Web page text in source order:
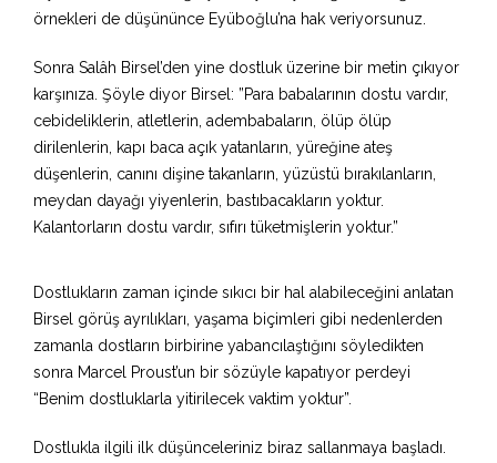
örnekleri de düşününce Eyüboğlu’na hak veriyorsunuz.
Sonra Salâh Birsel’den yine dostluk üzerine bir metin çıkıyor
karşınıza. Şöyle diyor Birsel: ”Para babalarının dostu vardır,
cebideliklerin, atletlerin, adembabaların, ölüp ölüp
dirilenlerin, kapı baca açık yatanların, yüreğine ateş
düşenlerin, canını dişine takanların, yüzüstü bırakılanların,
meydan dayağı yiyenlerin, bastıbacakların yoktur.
Kalantorların dostu vardır, sıfırı tüketmişlerin yoktur.”
Dostlukların zaman içinde sıkıcı bir hal alabileceğini anlatan
Birsel görüş ayrılıkları, yaşama biçimleri gibi nedenlerden
zamanla dostların birbirine yabancılaştığını söyledikten
sonra Marcel Proust’un bir sözüyle kapatıyor perdeyi
“Benim dostluklarla yitirilecek vaktim yoktur”.
Dostlukla ilgili ilk düşünceleriniz biraz sallanmaya başladı.